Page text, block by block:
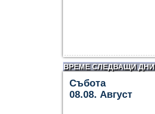
ВРЕМЕ СЛЕДВАЩИ ДНИ
Събота
08.08. Август